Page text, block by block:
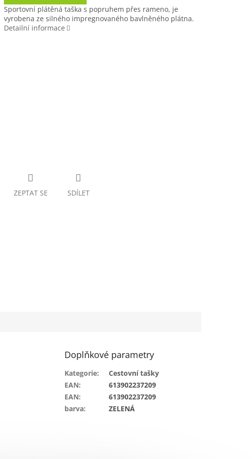
Sportovní plátěná taška s popruhem přes rameno, je
vyrobena ze silného impregnovaného bavlněného plátna.
Detailní informace
ZEPTAT SE SDÍLET
Doplňkové parametry
Kategorie:
Cestovní tašky
EAN:
613902237209
EAN:
613902237209
barva: ZELENÁ